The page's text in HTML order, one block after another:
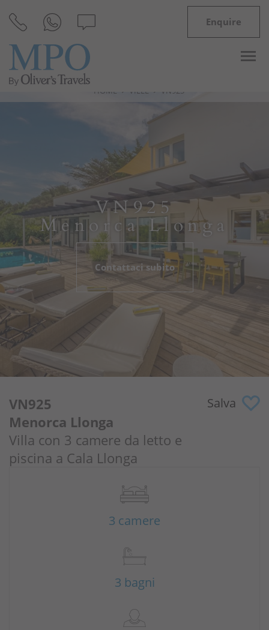
Enquire
Minorca
Offerte
Perché noi?
Proprietari
Portale
VN925
Menorca Llonga
Contattaci subito
HOME VILLE VN925
Villa con 3 camere da letto e
piscina a Cala Llonga
VN925
Menorca Llonga
Salva
3 camere
3 bagni